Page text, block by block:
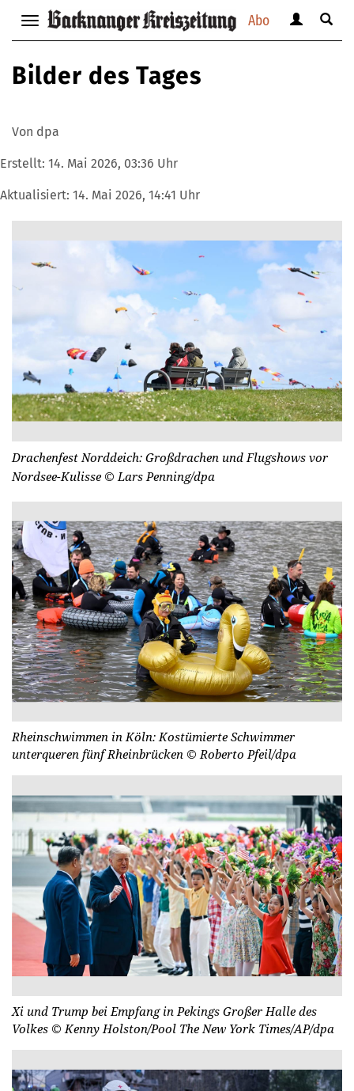
Abo
Navigation
anzeigen
bzw.
verbergen
anzeigen
Suche
Bilder des Tages
Von dpa
Erstellt: 14. Mai 2026, 03:36 Uhr
Aktualisiert: 14. Mai 2026, 14:41 Uhr
Drachenfest Norddeich: Großdrachen und Flugshows vor
Nordsee-Kulisse © Lars Penning/dpa
Rheinschwimmen in Köln: Kostümierte Schwimmer
unterqueren fünf Rheinbrücken © Roberto Pfeil/dpa
Xi und Trump bei Empfang in Pekings Großer Halle des
Volkes © Kenny Holston/Pool The New York Times/AP/dpa